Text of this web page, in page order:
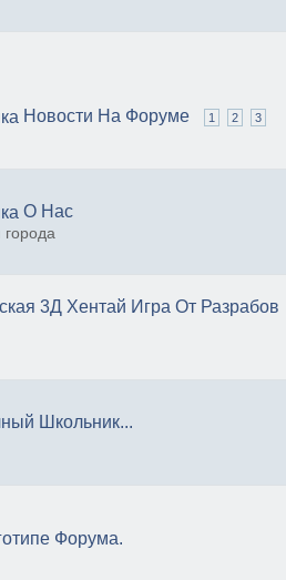
Новости На Форуме 1 2 3
О Нас
города
3Д Хентай Игра От Разрабов
Школьник...
Форума.